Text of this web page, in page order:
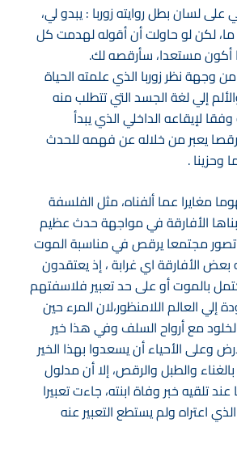
على لسان بطل روايته زوربا : يبدو لي،
لكن لو حاولت أن أقوله لهدمت كل
مستعدا، سأرقصه لك.
وجهة نظر زوربا الذي علمته الحياة
إلي لغة الجسد التي تتطلب منه
لإيقاعه الداخلي الذي يبدأ
يعبر من خلاله عن فهمه للحدث
.
مغايرا عما ألفناه، مثل الفلسفة
الأفارقة في مواجهة حدث عظيم
مجتمعا يرقص في مناسبة الموت
بعض الأفارقة اي غرابة ، إذ يعتقدون
بالموت أو على حد تعبير فلاسفتهم
إلي العالم اللامنظور،لان المرء حين
مع أرواح السلف وفي هذا خير
وعلى الأحياء أن يسعدوا بهذا الخير
والطبل والرقص، إلا أن مدلول
عند تلقيه خبر وفاة ابنته، جاءت تعبيرا
اعتراه ولم يستطع التعبير عنه